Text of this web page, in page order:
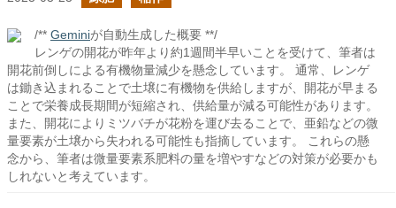
/** Geminiが自動生成した概要 **/
レンゲの開花が昨年より約1週間半早いことを受けて、筆者は
開花前倒しによる有機物量減少を懸念しています。 通常、レンゲ
は鋤き込まれることで土壌に有機物を供給しますが、開花が早まる
ことで栄養成長期間が短縮され、供給量が減る可能性があります。
また、開花によりミツバチが花粉を運び去ることで、亜鉛などの微
量要素が土壌から失われる可能性も指摘しています。 これらの懸
念から、筆者は微量要素系肥料の量を増やすなどの対策が必要かも
しれないと考えています。